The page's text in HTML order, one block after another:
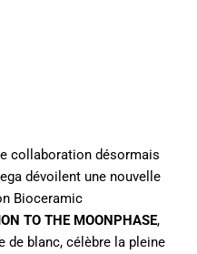
collaboration désormais
dévoilent une nouvelle
Bioceramic
TO THE MOONPHASE,
de blanc, célèbre la pleine